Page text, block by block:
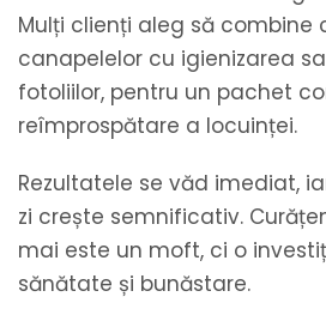
Mulți clienți aleg să combine
canapelelor cu igienizarea
fotoliilor, pentru un pachet
reîmprospătare a locuinței.
Rezultatele se văd imediat,
zi crește semnificativ.
mai este un moft, ci o
sănătate și bunăstare.